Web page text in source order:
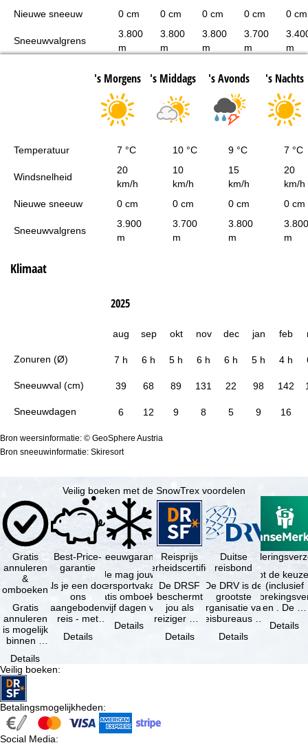
Nieuwe sneeuw 0 cm 0 cm 0 cm 0 cm 0 cm
Sneeuwvalgrens
3.800
m
3.800
m
3.800
m
3.700
m
m
's Morgens 's Middags 's Avonds 's Nachts
Temperatuur 7 °C 10 °C 9 °C 7 °C
Windsnelheid
20
km/h
10
km/h
15
km/h
20
km/h
Nieuwe sneeuw
0 cm 0 cm 0 cm 0 cm
Sneeuwvalgrens
3.900
m
3.700
m
3.800
m
3.800
m
Klimaat
Zonuren (Ø)
Sneeuwval (cm)
Sneeuwdagen
2025
aug sep okt nov dec jan feb
7 h 6 h 5 h 6 h 6 h 5 h 4 h
39 68 89 131 22 98 142
6 12 9 8 5 9 16
Bron weersinformatie: © GeoSphere Austria
Bron sneeuwinformatie: Skiresort
Veilig boeken met de SnowTrex voordelen
Gratis
annuleren
&
omboeken
Gratis
annuleren
is mogelijk
binnen 5
de
boeking,
als jouw
vakantie …
Details
Best-Price-
garantie
Als je een door
ons
aangeboden
reis - met
dezelfde inhoud
en
Details
Sneeuwgarantie
Je mag jouw
wintersportvakantie
gratis omboeken
als vijf dagen voor
Details
Reisprijs
zekerheidscertificaat
De DRSF
beschermt
jou als
reiziger met
pakketreis
Details
Duitse
reisbond
De DRV is de
grootste
organisatie van
reisbureaus en
in Duitsland. …
Details
Je hebt de
(inclusief
en . De …
Details
Veilig boeken:
Betalingsmogelijkheden:
Social Media: